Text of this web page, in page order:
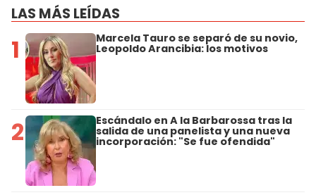
LAS MÁS LEÍDAS
1 Marcela Tauro se separó de su novio,
Leopoldo Arancibia: los motivos
2 Escándalo en A la Barbarossa tras la
salida de una panelista y una nueva
incorporación: "Se fue ofendida"